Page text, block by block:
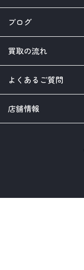
ブログ
買取の流れ
よくあるご質問
店舗情報